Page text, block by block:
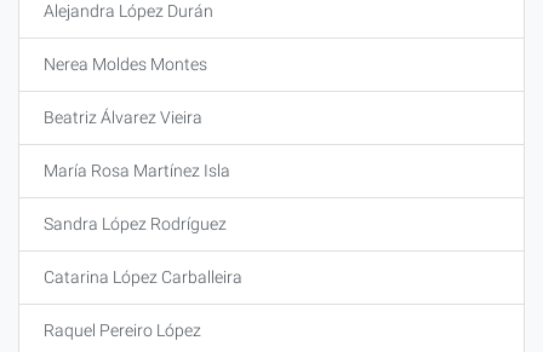
Alejandra López Durán
Nerea Moldes Montes
Beatriz Álvarez Vieira
María Rosa Martínez Isla
Sandra López Rodríguez
Catarina López Carballeira
Raquel Pereiro López